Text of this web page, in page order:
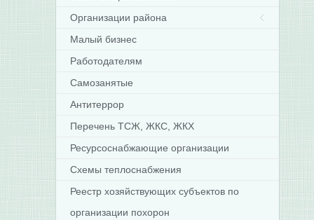
Организации района
Малый бизнес
Работодателям
Самозанятые
Антитеррор
Перечень ТСЖ, ЖКС, ЖКХ
Ресурсоснабжающие организации
Схемы теплоснабжения
Реестр хозяйствующих субъектов по
организации похорон